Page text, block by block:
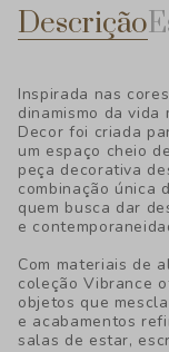
Descrição
Inspirada nas
dinamismo da vida
Decor foi criada
um espaço cheio
peça decorativa
combinação única
quem busca dar
e
Com materiais de
coleção Vibrance
objetos que
e acabamentos
salas de estar,